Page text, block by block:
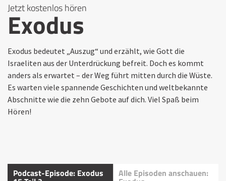
Jetzt kostenlos hören
Exodus
Exodus bedeutet „Auszug“ und erzählt, wie Gott die
Israeliten aus der Unterdrückung befreit. Doch es kommt
anders als erwartet – der Weg führt mitten durch die Wüste.
Es warten viele spannende Geschichten und weltbekannte
Abschnitte wie die zehn Gebote auf dich. Viel Spaß beim
Hören!
Podcast-Episode: Exodus Alle Episoden anschauen: